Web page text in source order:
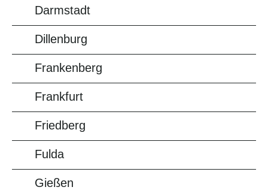
Darmstadt
Dillenburg
Frankenberg
Frankfurt
Friedberg
Fulda
Gießen